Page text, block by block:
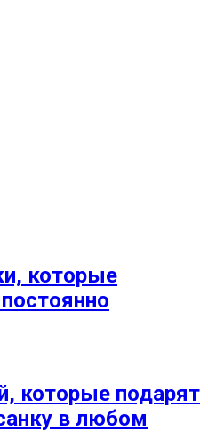
которые
которые подарят
в любом